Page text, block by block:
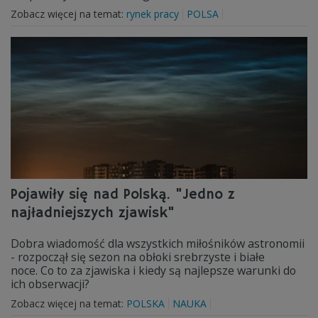
Zobacz więcej na temat: rynek pracy POLSA
Pojawiły się nad Polską. "Jedno z
najładniejszych zjawisk"
Dobra wiadomość dla wszystkich miłośników astronomii
- rozpoczął się sezon na obłoki srebrzyste i białe
noce. Co to za zjawiska i kiedy są najlepsze warunki do
ich obserwacji?
Zobacz więcej na temat: POLSKA NAUKA